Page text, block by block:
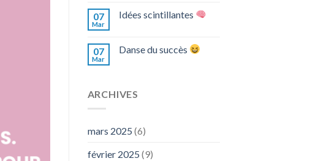
07
Mar
Idées scintillantes
07
Mar
Danse du succès
ARCHIVES
mars 2025 (6)
février 2025 (9)